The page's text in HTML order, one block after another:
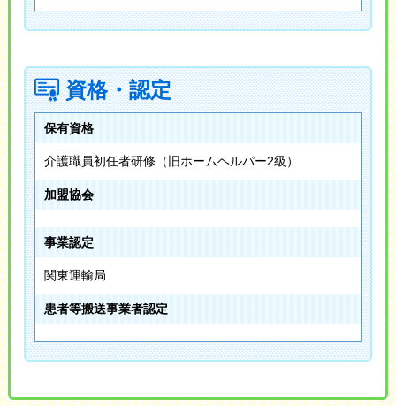
資格・認定
保有資格
介護職員初任者研修（旧ホームヘルパー2級）
加盟協会
事業認定
関東運輸局
患者等搬送事業者認定